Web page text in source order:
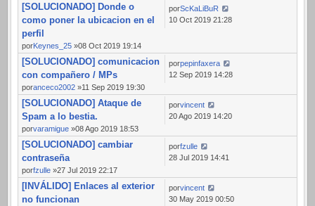
[SOLUCIONADO] Donde o
como poner la ubicacion en el
perfil
porKeynes_25 »08 Oct 2019 19:14
porScKaLiBuR
10 Oct 2019 21:28
[SOLUCIONADO] comunicacion
con compañero / MPs
poranceco2002 »11 Sep 2019 19:30
porpepinfaxera
12 Sep 2019 14:28
[SOLUCIONADO] Ataque de
Spam a lo bestia.
porvaramigue »08 Ago 2019 18:53
porvincent
20 Ago 2019 14:20
[SOLUCIONADO] cambiar
contraseña
porfzulle »27 Jul 2019 22:17
porfzulle
28 Jul 2019 14:41
[INVÁLIDO] Enlaces al exterior
no funcionan
porvincent
30 May 2019 00:50